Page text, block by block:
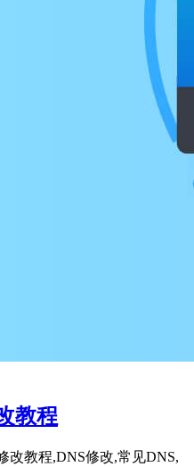
教程
改教程,DNS修改,常见DNS,